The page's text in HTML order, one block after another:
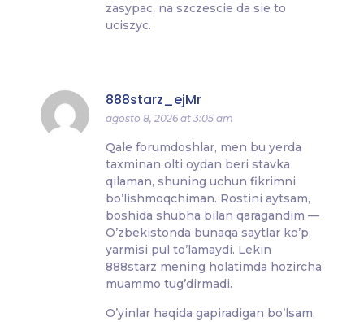
zasypac, na szczescie da sie to
uciszyc.
888starz_ejMr
agosto 8, 2026 at 3:05 am
Qale forumdoshlar, men bu yerda
taxminan olti oydan beri stavka
qilaman, shuning uchun fikrimni
bo’lishmoqchiman. Rostini aytsam,
boshida shubha bilan qaragandim —
O’zbekistonda bunaqa saytlar ko’p,
yarmisi pul to’lamaydi. Lekin
888starz mening holatimda hozircha
muammo tug’dirmadi.
O’yinlar haqida gapiradigan bo’lsam,